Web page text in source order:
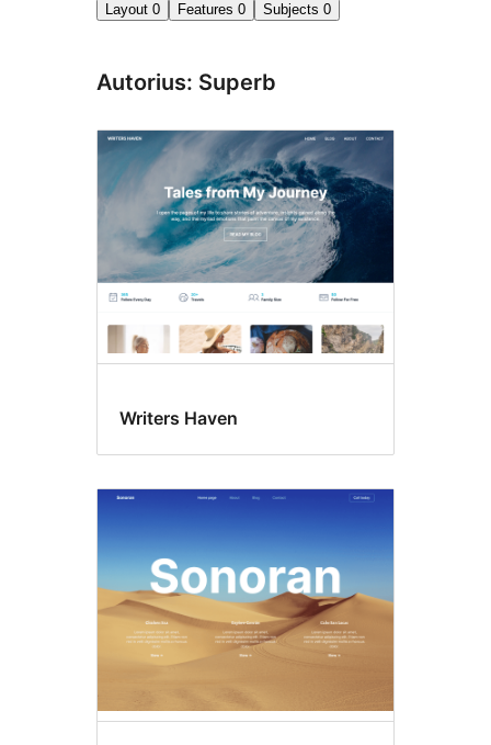
Layout 0 Features 0 Subjects 0
Autorius: Superb
Writers Haven